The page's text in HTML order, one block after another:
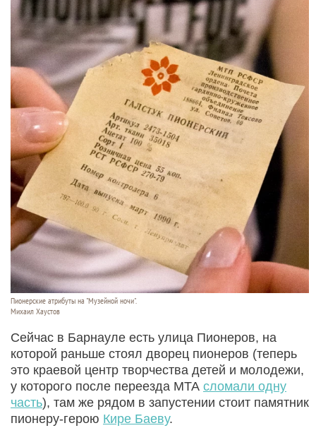
Пионерские атрибуты на "Музейной ночи".
Михаил Хаустов
Сейчас в Барнауле есть улица Пионеров, на
которой раньше стоял дворец пионеров (теперь
это краевой центр творчества детей и молодежи,
у которого после переезда МТА сломали одну
часть), там же рядом в запустении стоит памятник
пионеру-герою Кире Баеву.